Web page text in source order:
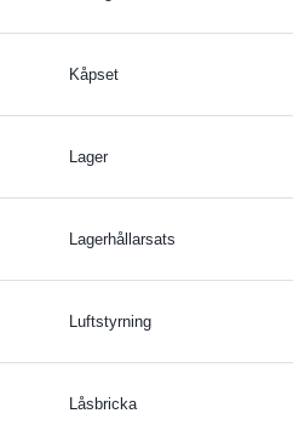
Kåpset
Lager
Lagerhållarsats
Luftstyrning
Låsbricka